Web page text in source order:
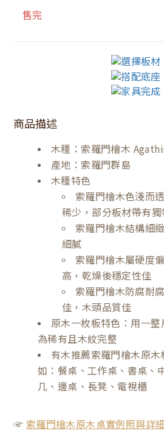
售完
商品描述
木種：索羅門檜木
產地：索羅門群島
木種特色
索羅門檜木色淺而
稀少，部分板材帶有
索羅門檜木結構細
細膩
索羅門檜木屬硬度
高，乾燥後穩定性佳
索羅門檜木防腐耐
佳，木頭品質佳
原木一枚板特色：用一
為稀有且木紋完整
有木推薦索羅門檜木原木
如：餐桌、工作桌、書桌、
几、邊桌、長凳、電視櫃
☞ 索羅門檜木原木桌實例照與詳